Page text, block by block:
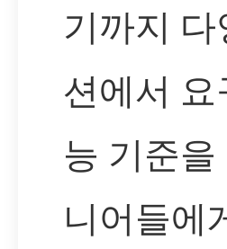
기까지
션에서
능 기준
니어들에